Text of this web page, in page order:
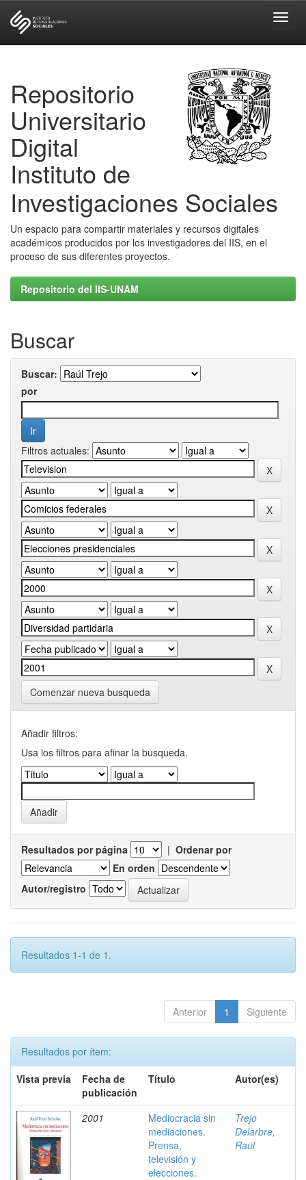
Repositorio
Universitario
Digital
Instituto de
Investigaciones Sociales
Un espacio para compartir materiales y recursos digitales
académicos producidos por los investigadores del IIS, en el
proceso de sus diferentes proyectos.
Repositorio del IIS-UNAM
Buscar
Buscar:
por
Filtros actuales:
Comenzar nueva busqueda
Añadir filtros:
Usa los filtros para afinar la busqueda.
Resultados por página | Ordenar por
En orden
Autor/registro
Resultados 1-1 de 1.
Anterior 1 Siguiente
Resultados por ítem:
Vista previa
Fecha de
publicación
Título Autor(es)
2001
Mediocracia sin
mediaciones.
Prensa,
televisión y
elecciones.
Trejo
Delarbre,
Raúl